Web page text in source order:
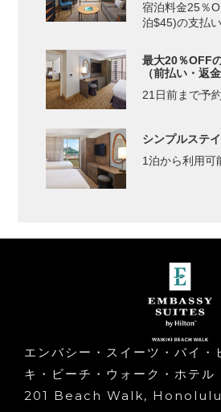
宿泊料金25％
泊$45)の支払
最大20％OFF
（前払い・返金
21日前まで予
シンプルステ
1泊から利用可
エンバシー・スイーツ・バイ・
キ・ビーチ・ウォーク・ホテル
201 Beach Walk,